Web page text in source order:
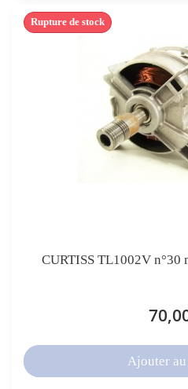
CURTISS TL1002V n°30
Rupture de stock
Ajouter